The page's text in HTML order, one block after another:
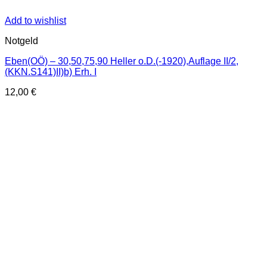
Add to wishlist
Notgeld
Eben(OÖ) – 30,50,75,90 Heller o.D.(-1920),Auflage II/2,
(KKN.S141)II)b) Erh. I
12,00 €